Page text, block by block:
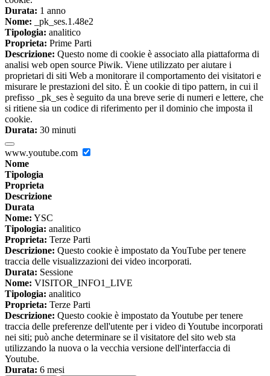
Durata: 1 anno
Nome: _pk_ses.1.48e2
Tipologia: analitico
Proprieta: Prime Parti
Descrizione: Questo nome di cookie è associato alla piattaforma di
analisi web open source Piwik. Viene utilizzato per aiutare i
proprietari di siti Web a monitorare il comportamento dei visitatori e
misurare le prestazioni del sito. È un cookie di tipo pattern, in cui il
prefisso _pk_ses è seguito da una breve serie di numeri e lettere, che
si ritiene sia un codice di riferimento per il dominio che imposta il
cookie.
Durata: 30 minuti
www.youtube.com
Nome
Tipologia
Proprieta
Descrizione
Durata
Nome: YSC
Tipologia: analitico
Proprieta: Terze Parti
Descrizione: Questo cookie è impostato da YouTube per tenere
traccia delle visualizzazioni dei video incorporati.
Durata: Sessione
Nome: VISITOR_INFO1_LIVE
Tipologia: analitico
Proprieta: Terze Parti
Descrizione: Questo cookie è impostato da Youtube per tenere
traccia delle preferenze dell'utente per i video di Youtube incorporati
nei siti; può anche determinare se il visitatore del sito web sta
utilizzando la nuova o la vecchia versione dell'interfaccia di
Youtube.
Durata: 6 mesi